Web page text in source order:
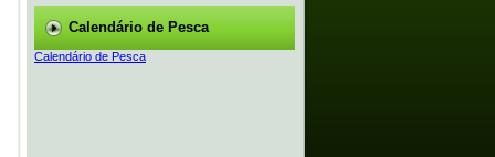
Calendário de Pesca
Calendário de Pesca